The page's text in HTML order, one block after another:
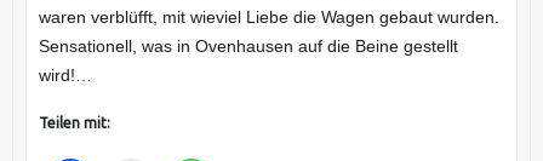
waren verblüfft, mit wieviel Liebe die Wagen gebaut wurden.
Sensationell, was in Ovenhausen auf die Beine gestellt
wird!…
Teilen mit: